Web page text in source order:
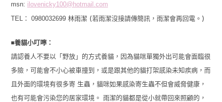
msn: ilovenicky100@hotmail.com
TEL： 0980032699林雨潔 (若雨潔沒接請傳簡訊，雨潔會再回電。)
■養貓小叮嚀：
請認養人不要以「野放」的方式養貓，因為貓咪單獨外出可能會面臨很
多險，可能會不小心被車撞到，或是跟其他的貓打架感染未知疾病，而
且外面的環境有很多寄 生蟲，貓咪如果感染寄生蟲不但會威脅健康，
也有可能會污染您的居家環境。 雨潔的貓都是從小就帶回來照顧的，